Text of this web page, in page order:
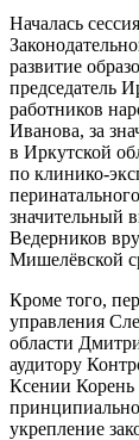
Началась
развитие
председатель
работников
Иванова, за
в Иркутской
по клинико-
значительный
Ведерников
Мишелёвской
Кроме того,
управления
области
аудитору
Ксении Корень
укрепление